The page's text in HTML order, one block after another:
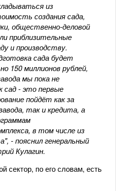
из
создания сада,
общественно-деловой
приблизительные
и производству.
сада будет
150 миллионов рублей,
мы пока не
сад - это первые
пойдёт как за
так и кредита, а
в том числе из
- пояснил генеральный
Кулагин.
сектор, по его словам, есть